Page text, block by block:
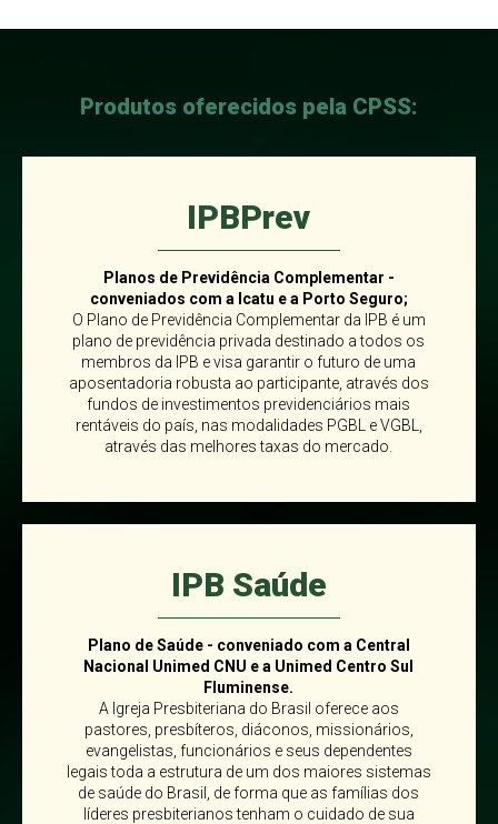
Produtos oferecidos pela CPSS:
IPBPrev
Planos de Previdência Complementar -
conveniados com a Icatu e a Porto Seguro;
O Plano de Previdência Complementar da IPB é um
plano de previdência privada destinado a todos os
membros da IPB e visa garantir o futuro de uma
aposentadoria robusta ao participante, através dos
fundos de investimentos previdenciários mais
rentáveis do país, nas modalidades PGBL e VGBL,
através das melhores taxas do mercado.
IPB Saúde
Plano de Saúde - conveniado com a Central
Nacional Unimed CNU e a Unimed Centro Sul
Fluminense.
A Igreja Presbiteriana do Brasil oferece aos
pastores, presbíteros, diáconos, missionários,
evangelistas, funcionários e seus dependentes
legais toda a estrutura de um dos maiores sistemas
de saúde do Brasil, de forma que as famílias dos
líderes presbiterianos tenham o cuidado de sua